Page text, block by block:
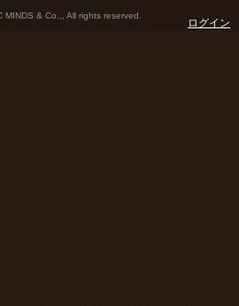
MINDS & Co.,, All rights reserved.
ログイン